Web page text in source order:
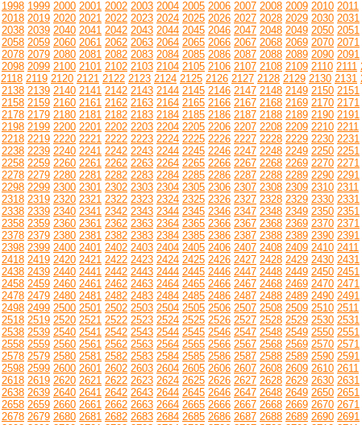
1998 1999 2000 2001 2002 2003 2004 2005 2006 2007 2008 2009 2010 2011
2018 2019 2020 2021 2022 2023 2024 2025 2026 2027 2028 2029 2030 2031
2038 2039 2040 2041 2042 2043 2044 2045 2046 2047 2048 2049 2050 2051
2058 2059 2060 2061 2062 2063 2064 2065 2066 2067 2068 2069 2070 2071
2078 2079 2080 2081 2082 2083 2084 2085 2086 2087 2088 2089 2090 2091
2098 2099 2100 2101 2102 2103 2104 2105 2106 2107 2108 2109 2110 2111
2118 2119 2120 2121 2122 2123 2124 2125 2126 2127 2128 2129 2130 2131
2138 2139 2140 2141 2142 2143 2144 2145 2146 2147 2148 2149 2150 2151
2158 2159 2160 2161 2162 2163 2164 2165 2166 2167 2168 2169 2170 2171
2178 2179 2180 2181 2182 2183 2184 2185 2186 2187 2188 2189 2190 2191
2198 2199 2200 2201 2202 2203 2204 2205 2206 2207 2208 2209 2210 2211
2218 2219 2220 2221 2222 2223 2224 2225 2226 2227 2228 2229 2230 2231
2238 2239 2240 2241 2242 2243 2244 2245 2246 2247 2248 2249 2250 2251
2258 2259 2260 2261 2262 2263 2264 2265 2266 2267 2268 2269 2270 2271
2278 2279 2280 2281 2282 2283 2284 2285 2286 2287 2288 2289 2290 2291
2298 2299 2300 2301 2302 2303 2304 2305 2306 2307 2308 2309 2310 2311
2318 2319 2320 2321 2322 2323 2324 2325 2326 2327 2328 2329 2330 2331
2338 2339 2340 2341 2342 2343 2344 2345 2346 2347 2348 2349 2350 2351
2358 2359 2360 2361 2362 2363 2364 2365 2366 2367 2368 2369 2370 2371
2378 2379 2380 2381 2382 2383 2384 2385 2386 2387 2388 2389 2390 2391
2398 2399 2400 2401 2402 2403 2404 2405 2406 2407 2408 2409 2410 2411
2418 2419 2420 2421 2422 2423 2424 2425 2426 2427 2428 2429 2430 2431
2438 2439 2440 2441 2442 2443 2444 2445 2446 2447 2448 2449 2450 2451
2458 2459 2460 2461 2462 2463 2464 2465 2466 2467 2468 2469 2470 2471
2478 2479 2480 2481 2482 2483 2484 2485 2486 2487 2488 2489 2490 2491
2498 2499 2500 2501 2502 2503 2504 2505 2506 2507 2508 2509 2510 2511
2518 2519 2520 2521 2522 2523 2524 2525 2526 2527 2528 2529 2530 2531
2538 2539 2540 2541 2542 2543 2544 2545 2546 2547 2548 2549 2550 2551
2558 2559 2560 2561 2562 2563 2564 2565 2566 2567 2568 2569 2570 2571
2578 2579 2580 2581 2582 2583 2584 2585 2586 2587 2588 2589 2590 2591
2598 2599 2600 2601 2602 2603 2604 2605 2606 2607 2608 2609 2610 2611
2618 2619 2620 2621 2622 2623 2624 2625 2626 2627 2628 2629 2630 2631
2638 2639 2640 2641 2642 2643 2644 2645 2646 2647 2648 2649 2650 2651
2658 2659 2660 2661 2662 2663 2664 2665 2666 2667 2668 2669 2670 2671
2678 2679 2680 2681 2682 2683 2684 2685 2686 2687 2688 2689 2690 2691